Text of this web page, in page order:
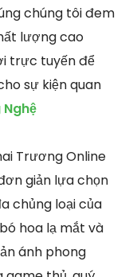
chúng tôi đem
lượng cao
trực tuyến để
sự kiện quan
Trương Online
giản lựa chọn
chủng loại của
hoa lạ mắt và
ánh phong